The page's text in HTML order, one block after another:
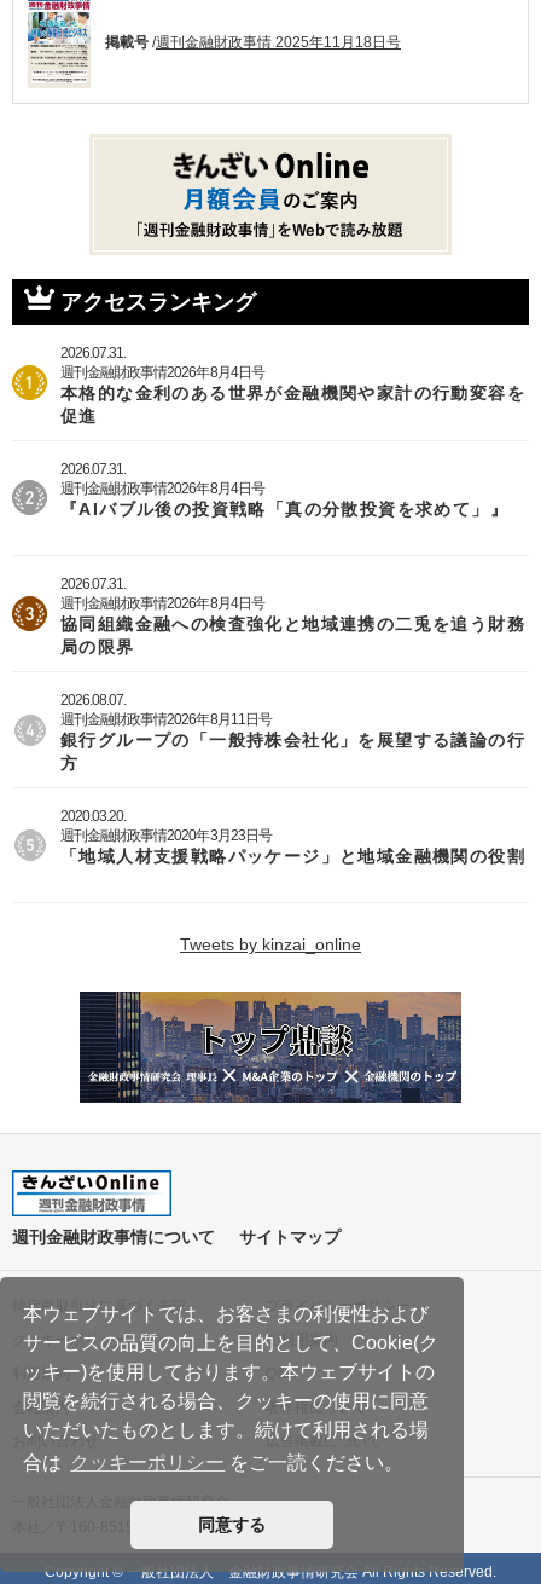
本ウェブサイトでは、お客さまの利便性および
サービスの品質の向上を目的として、Cookie(ク
ッキー)を使用しております。本ウェブサイトの
閲覧を続行される場合、クッキーの使用に同意
いただいたものとします。続けて利用される場
合は クッキーポリシー をご一読ください。
同意する
掲載号 /週刊金融財政事情 2025年11月18日号
アクセスランキング
2026.07.31.
週刊金融財政事情2026年8月4日号
本格的な金利のある世界が金融機関や家計の行動変容を
促進
2026.07.31.
週刊金融財政事情2026年8月4日号
『AIバブル後の投資戦略「真の分散投資を求めて」』
2026.07.31.
週刊金融財政事情2026年8月4日号
協同組織金融への検査強化と地域連携の二兎を追う財務
局の限界
2026.08.07.
週刊金融財政事情2026年8月11日号
銀行グループの「一般持株会社化」を展望する議論の行
方
2020.03.20.
週刊金融財政事情2020年3月23日号
「地域人材支援戦略パッケージ」と地域金融機関の役割
Tweets by kinzai_online
週刊金融財政事情について サイトマップ
特定商取引法に基づく表記
プライバシーポリシー
クッキーポリシー
ご利用案内
利用規約
Q&A
会社案内
著作権について
お問い合わせ
広告掲載について
一般社団法人金融財政事情研究会
本社／〒160-8519 東京都新宿区南元町19
Copyright © 一般社団法人 金融財政事情研究会 All Rights Reserved.